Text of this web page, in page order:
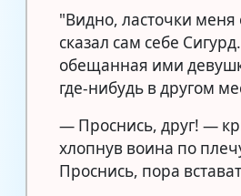
"Видно, ласточки
сказал сам себе
обещанная ими
где-нибудь в другом
— Проснись, друг! —
хлопнув воина по
Проснись, пора